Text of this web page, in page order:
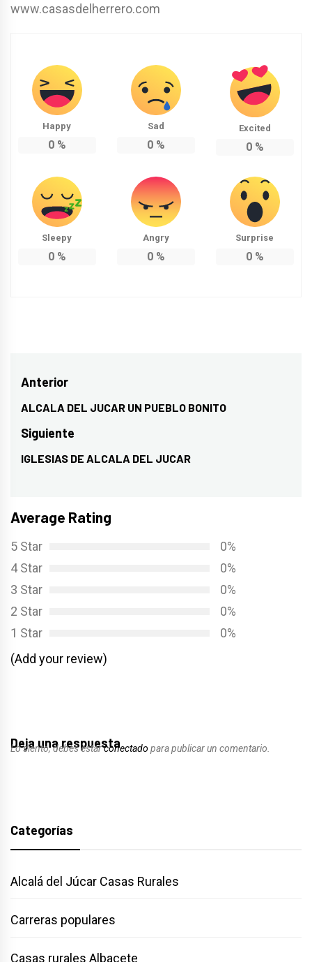
www.casasdelherrero.com
Happy
0%
Sad
0%
Excited
0%
Sleepy
0%
Angry
0%
Surprise
0%
Navegación
de
entradas
Anterior
Entrada
anterior:
ALCALA DEL JUCAR UN PUEBLO BONITO
Siguiente
Entrada
IGLESIAS DE ALCALA DEL JUCAR
Average Rating
5 Star
0%
4 Star
0%
3 Star
0%
2 Star
0%
1 Star
0%
(Add your review)
Deja una respuesta
Lo siento, debes estarconectado para publicar un comentario.
Categorías
Alcalá del Júcar Casas Rurales
Carreras populares
Casas rurales Albacete